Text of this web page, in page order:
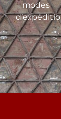
modes